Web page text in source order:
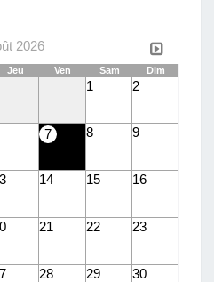
2026
Jeu Ven Sam Dim
1 2
7 8 9
14 15 16
21 22 23
28 29 30